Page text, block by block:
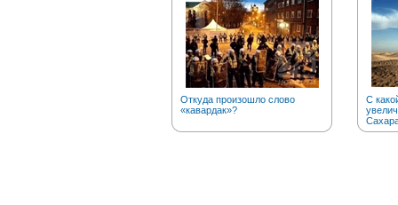
Откуда произошло слово
«кавардак»?
С